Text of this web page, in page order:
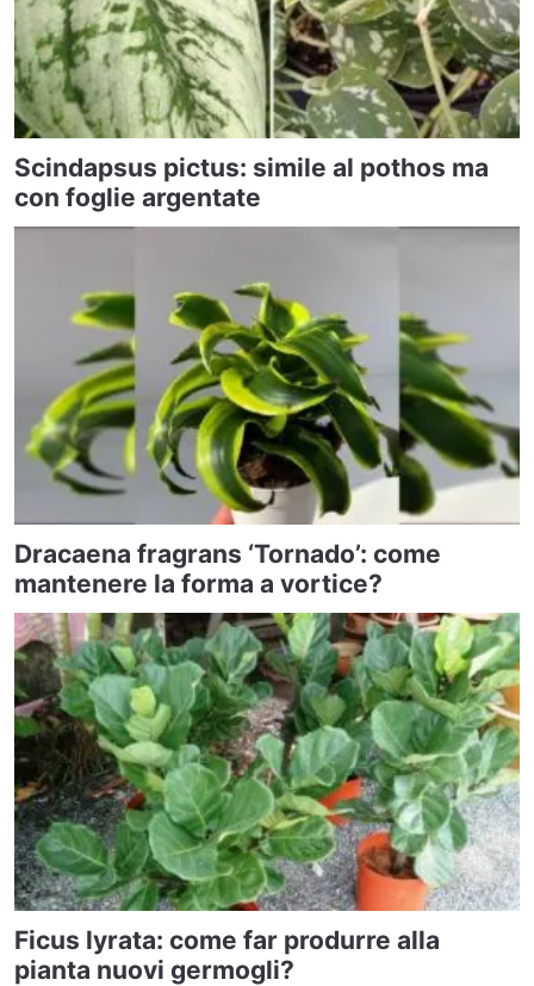
Scindapsus pictus: simile al pothos ma
con foglie argentate
Dracaena fragrans ‘Tornado’: come
mantenere la forma a vortice?
Ficus lyrata: come far produrre alla
pianta nuovi germogli?